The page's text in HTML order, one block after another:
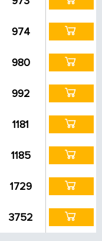
974
980
992
1181
1185
1729
3752